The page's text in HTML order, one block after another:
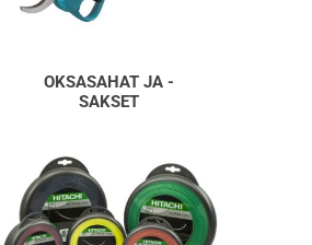
OKSASAHAT JA -
SAKSET